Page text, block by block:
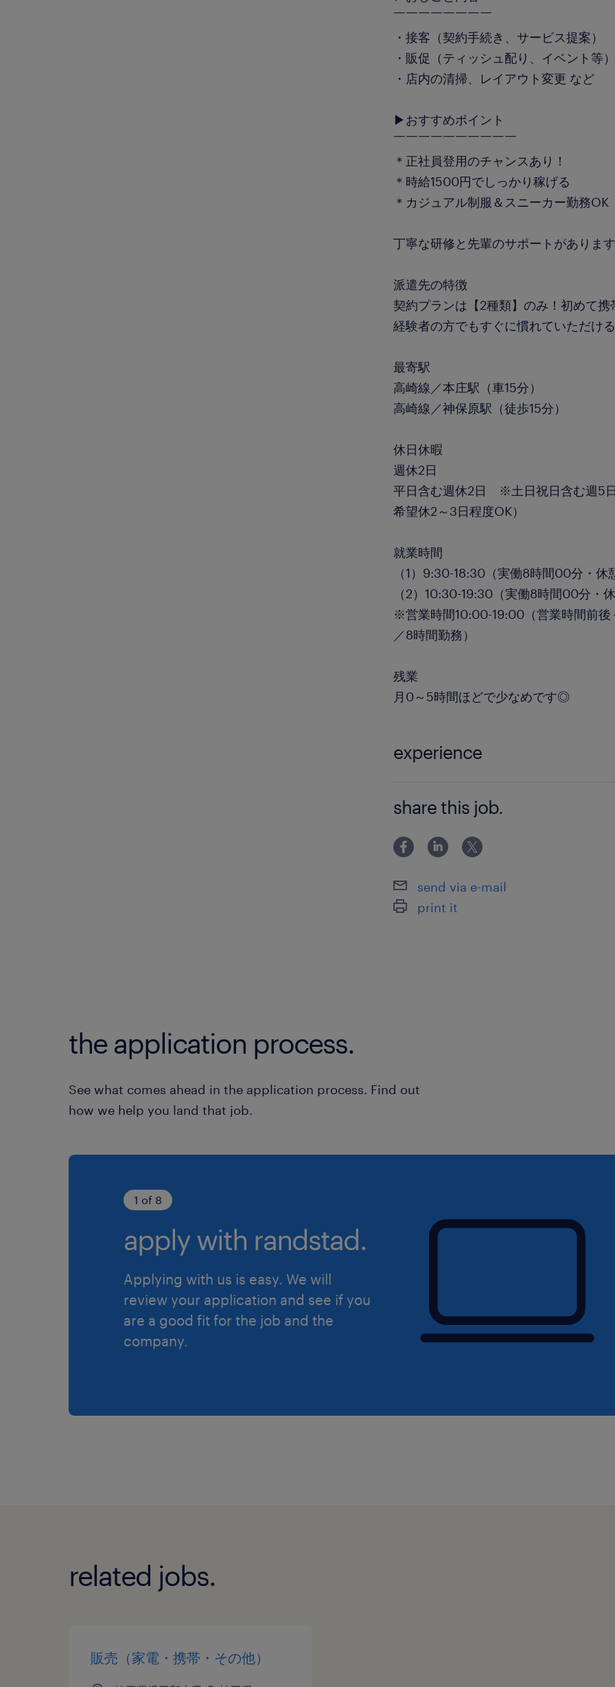
￣￣￣￣￣￣￣￣
・接客（契約手続き、サービス提案）
・販促（ティッシュ配り、イベント等）
・店内の清掃、レイアウト変更 など
▶おすすめポイント
￣￣￣￣￣￣￣￣￣￣
＊正社員登用のチャンスあり！
＊時給1500円でしっかり稼げる
＊カジュアル制服＆スニーカー勤務OK
丁寧な研修と先輩のサポートがありま
派遣先の特徴
契約プランは【2種類】のみ！初めて
経験者の方でもすぐに慣れていただけ
最寄駅
高崎線／本庄駅（車15分）
高崎線／神保原駅（徒歩15分）
休日休暇
週休2日
平日含む週休2日 ※土日祝日含む週5
希望休2～3日程度OK）
就業時間
（1）9:30-18:30（実働8時間00分・休
（2）10:30-19:30（実働8時間00分・
※営業時間10:00-19:00（営業時間前後
／8時間勤務）
残業
月0～5時間ほどで少なめです◎
experience
ません） ・PC基本操作（入力レベル）
share this job.
send via e-mail
print it
the application process.
See what comes ahead in the application process. Find out
how we help you land that job.
1 of 8
apply with randstad.
Applying with us is easy. We will
review your application and see if you
are a good fit for the job and the
company.
related jobs.
販売（家電・携帯・その他）